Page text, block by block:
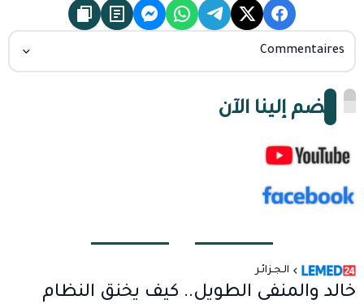
Commentaires
انضم إلينا الآن
الـجـزائـر
خالد والمنفى الطويل.. كيف يخنق النظام